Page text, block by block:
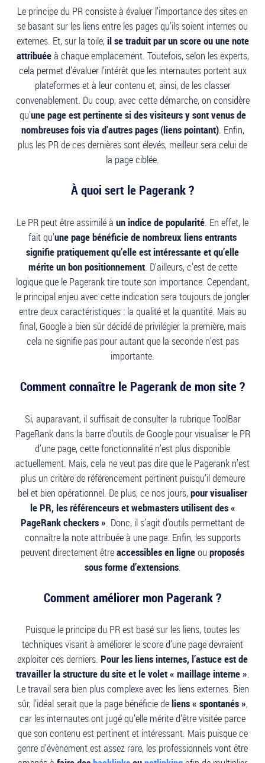
Le principe du PR consiste à évaluer l’importance des sites en
se basant sur les liens entre les pages qu’ils soient internes ou
externes. Et, sur la toile, il se traduit par un score ou une note
attribuéeà chaque emplacement. Toutefois, selon les experts,
cela permet d’évaluer l’intérêt que les internautes portent aux
plateformes et à leur contenu et, ainsi, de les classer
convenablement. Du coup, avec cette démarche, on considère
qu’une page est pertinente si des visiteurs y sont venus de
nombreuses fois via d’autres pages (liens pointant). Enfin,
plus les PR de ces dernières sont élevés, meilleur sera celui de
la page ciblée.
À quoi sert le Pagerank ?
Le PR peut être assimilé à un indice de popularité. En effet, le
fait qu’une page bénéficie de nombreux liens entrants
signifie pratiquement qu’elle est intéressante et qu’elle
mérite un bon positionnement. D’ailleurs, c’est de cette
logique que le Pagerank tire toute son importance. Cependant,
le principal enjeu avec cette indication sera toujours de jongler
entre deux caractéristiques : la qualité et la quantité. Mais au
final, Google a bien sûr décidé de privilégier la première, mais
cela ne signifie pas pour autant que la seconde n’est pas
importante.
Comment connaître le Pagerank de mon site ?
Si, auparavant, il suffisait de consulter la rubrique ToolBar
PageRank dans la barre d’outils de Google pour visualiser le PR
d’une page, cette fonctionnalité n’est plus disponible
actuellement. Mais, cela ne veut pas dire que le Pagerank n’est
plus un critère de référencement pertinent puisqu’il demeure
bel et bien opérationnel. De plus, ce nos jours, pour visualiser
le PR, les référenceurs et webmasters utilisent des «
PageRank checkers » . Donc, il s’agit d’outils permettant de
connaître la note attribuée à une page. Enfin, les supports
peuvent directement êtreaccessibles en ligneou proposés
sous forme d’extensions.
Comment améliorer mon Pagerank ?
Puisque le principe du PR est basé sur les liens, toutes les
techniques visant à améliorer le score d’une page devraient
exploiter ces derniers. Pour les liens internes, l’astuce est de
travailler la structure du site et le volet « maillage interne ».
Le travail sera bien plus complexe avec les liens externes. Bien
sûr, l’idéal serait que la page bénéficie deliens « spontanés »,
car les internautes ont jugé qu’elle mérite d’être visitée parce
que son contenu est pertinent et intéressant. Mais puisque ce
genre d’évènement est assez rare, les professionnels vont être